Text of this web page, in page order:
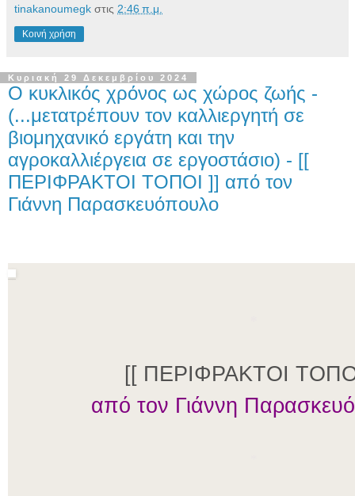
tinakanoumegk στις 2:46 π.μ.
Κοινή χρήση
Κυριακή 29 Δεκεμβρίου 2024
O κυκλικός χρόνος ως χώρος ζωής -
(...μετατρέπουν τον καλλιεργητή σε
βιομηχανικό εργάτη και την
αγροκαλλιέργεια σε εργοστάσιο) - [[
ΠΕΡΙΦΡΑΚΤΟΙ ΤΟΠΟΙ ]] από τον
Γιάννη Παρασκευόπουλο
[[ ΠΕΡΙΦΡΑΚΤΟΙ
από τον Γιάννη